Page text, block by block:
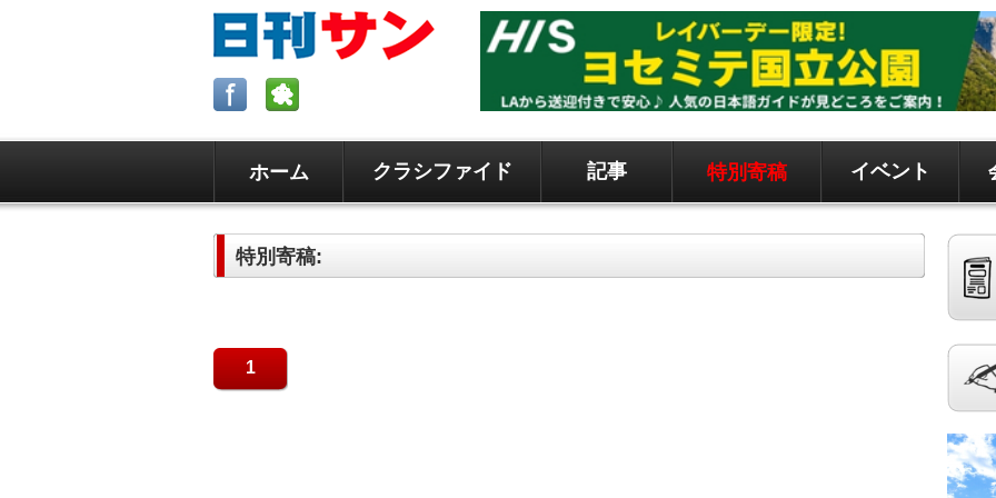
ホーム クラシファイド 記事 特別寄稿 イベント
ロサンゼルスの求人、クラシファイド、地元情報など
日刊サンはロサンゼルスの日本語新聞です。 記事は毎日更新、求人、クラシファイドは
毎週木曜5時更新。
特別寄稿:
1